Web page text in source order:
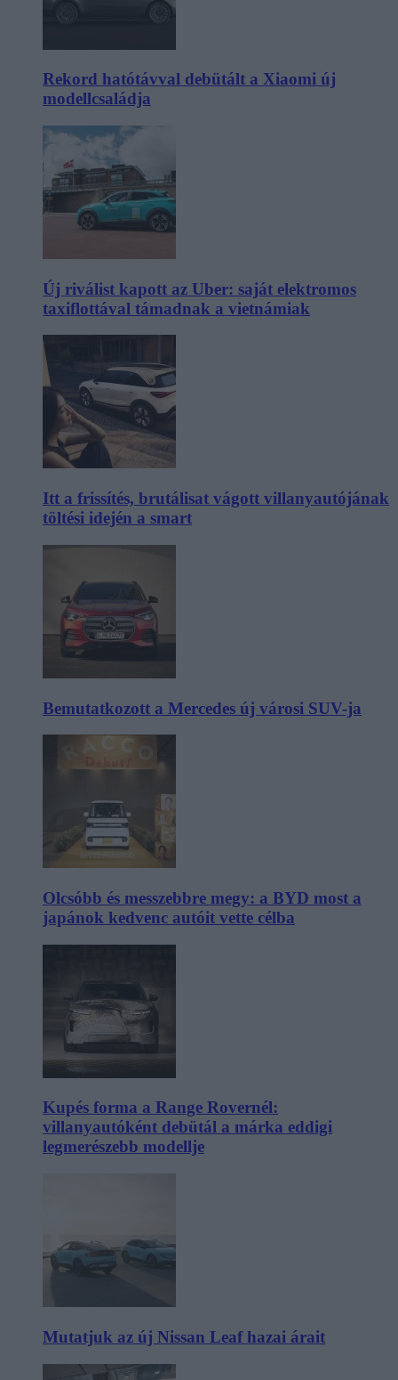
Rekord hatótávval debütált a Xiaomi új
modellcsaládja
Új riválist kapott az Uber: saját elektromos
taxiflottával támadnak a vietnámiak
Itt a frissítés, brutálisat vágott villanyautójának
töltési idején a smart
Bemutatkozott a Mercedes új városi SUV-ja
Olcsóbb és messzebbre megy: a BYD most a
japánok kedvenc autóit vette célba
Kupés forma a Range Rovernél:
villanyautóként debütál a márka eddigi
legmerészebb modellje
Mutatjuk az új Nissan Leaf hazai árait